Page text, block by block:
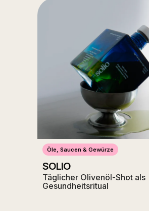
Öle, Saucen & Gewürze
SOLIO
Täglicher Olivenöl-Shot als
Gesundheitsritual